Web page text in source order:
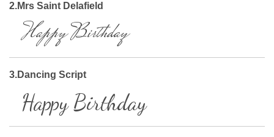
2.Mrs Saint Delafield
Happy Birthday
3.Dancing Script
Happy Birthday